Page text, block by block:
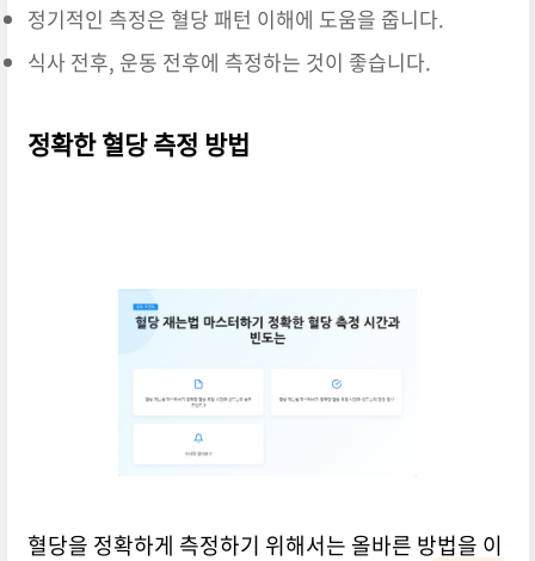
정기적인 측정은 혈당 패턴 이해에 도움을 줍니다.
식사 전후, 운동 전후에 측정하는 것이 좋습니다.
정확한 혈당 측정 방법
혈당을 정확하게 측정하기 위해서는 올바른 방법을 이